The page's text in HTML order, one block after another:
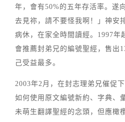
年，會有50%的五年存活率。遂
去見祢，請不要怪我啊！」神安
病休，在家全時間讀經。1997年
會推薦封弟兄的編號聖經，售出
己受益最多。
2003年2月，在封志理弟兄催促
如何使用原文編號新約、字典、
未萌生翻譯聖經的念頭，但應橄